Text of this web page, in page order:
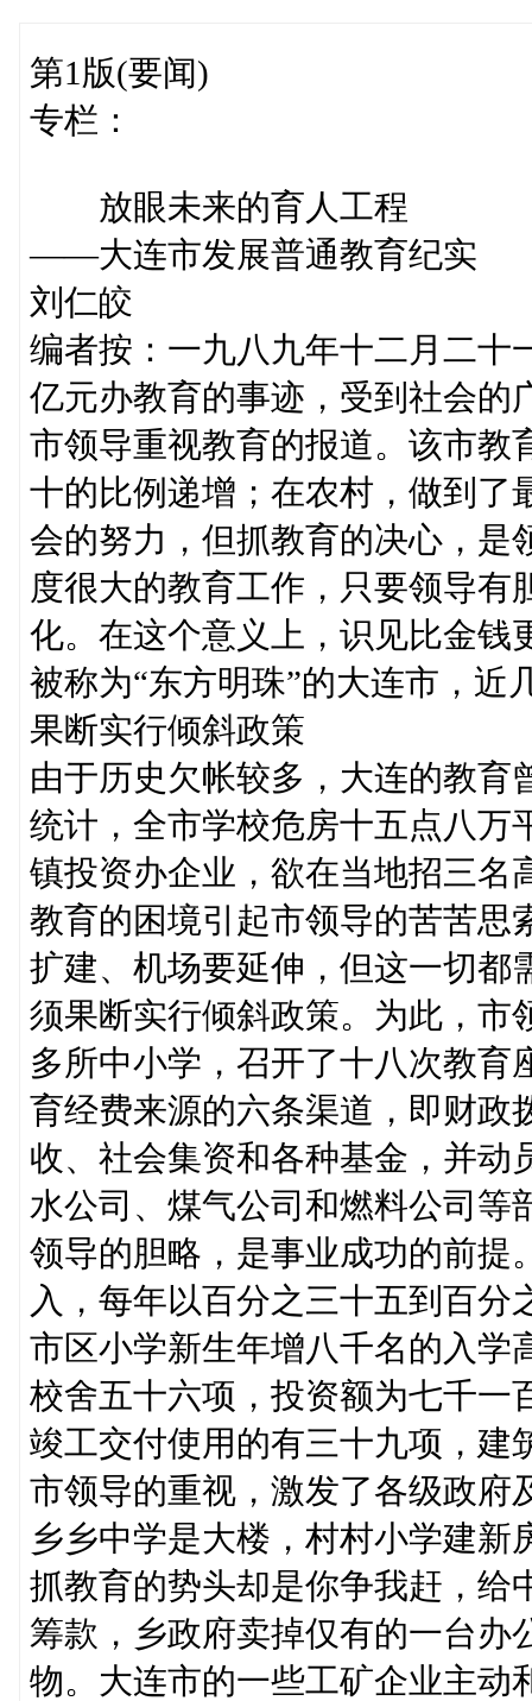
第1版(要闻)
专栏：
放眼未来的育人工程
——大连市发展普通教育纪实
刘仁皎
编者按：一九八九年十二月二十
亿元办教育的事迹，受到社会的
市领导重视教育的报道。该市教
十的比例递增；在农村，做到了
会的努力，但抓教育的决心，是
度很大的教育工作，只要领导有
化。在这个意义上，识见比金钱
被称为“东方明珠”的大连市，近
果断实行倾斜政策
由于历史欠帐较多，大连的教育
统计，全市学校危房十五点八万
镇投资办企业，欲在当地招三
教育的困境引起市领导的苦苦思
扩建、机场要延伸，但这一切都
须果断实行倾斜政策。为此，市
多所中小学，召开了十八次教育
育经费来源的六条渠道，即财政
收、社会集资和各种基金，并动
水公司、煤气公司和燃料公司等
领导的胆略，是事业成功的前提
入，每年以百分之三十五到百
市区小学新生年增八千名的入学
校舍五十六项，投资额为七千一
竣工交付使用的有三十九项，建
市领导的重视，激发了各级政府
乡乡中学是大楼，村村小学建
抓教育的势头却是你争我赶，给
筹款，乡政府卖掉仅有的一台办
物。大连市的一些工矿企业主动